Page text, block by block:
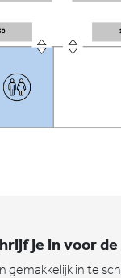
je in voor
gemakkelijk in te